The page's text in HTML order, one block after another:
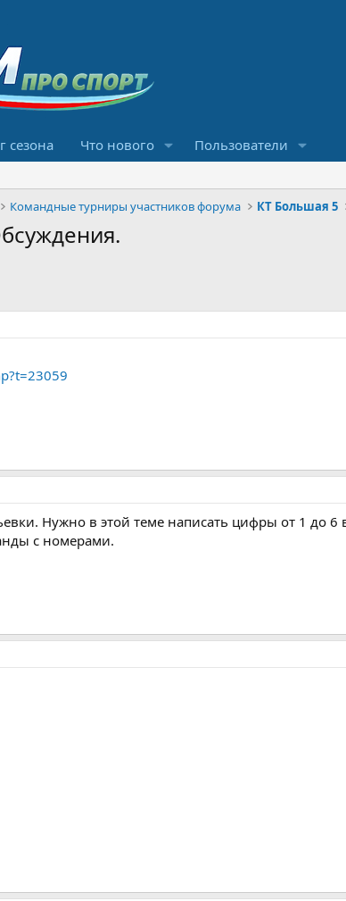
сезона Что нового Пользователи
Командные турниры участников форума КТ Большая 5
Нужно в этой теме написать цифры от 1 до 6
с номерами.